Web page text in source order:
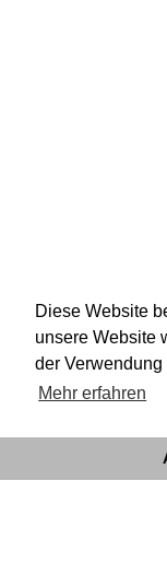
Diese Website
unsere Website
der
Mehr erfahren